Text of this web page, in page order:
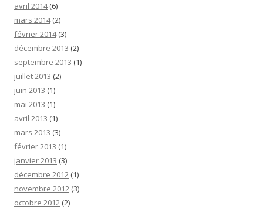
avril 2014(6)
mars 2014(2)
février 2014(3)
décembre 2013 (2)
septembre 2013 (1)
juillet 2013 (2)
juin 2013 (1)
mai 2013 (1)
avril 2013 (1)
mars 2013 (3)
février 2013 (1)
janvier 2013 (3)
décembre 2012 (1)
novembre 2012 (3)
octobre 2012 (2)